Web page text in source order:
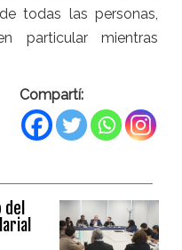
todas las personas,
particular mientras
Compartí: